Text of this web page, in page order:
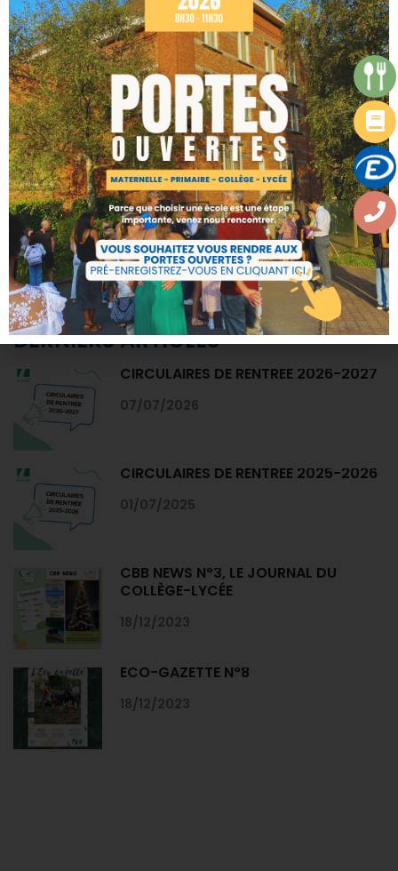
“MA PETITE
PLANÈTE” !
07/04/2023 18/04/2023
RECHERCHER
CATÉGORIES
Actualités
Calendrier de l'avent 2022
Uncategorized
DERNIERS ARTICLES
CIRCULAIRES DE RENTRÉE 2026-2027
07/07/2026
CIRCULAIRES DE RENTRÉE 2025-2026
01/07/2025
CBB NEWS N°3, LE JOURNAL DU
COLLÈGE-LYCÉE
18/12/2023
ECO-GAZETTE N°8
18/12/2023